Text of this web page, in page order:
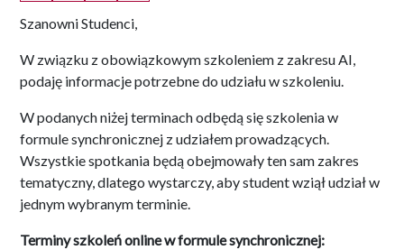
Szanowni Studenci,
W związku z obowiązkowym szkoleniem z zakresu AI,
podaję informacje potrzebne do udziału w szkoleniu.
W podanych niżej terminach odbędą się szkolenia w
formule synchronicznej z udziałem prowadzących.
Wszystkie spotkania będą obejmowały ten sam zakres
tematyczny, dlatego wystarczy, aby student wziął udział w
jednym wybranym terminie.
Terminy szkoleń online w formule synchronicznej: